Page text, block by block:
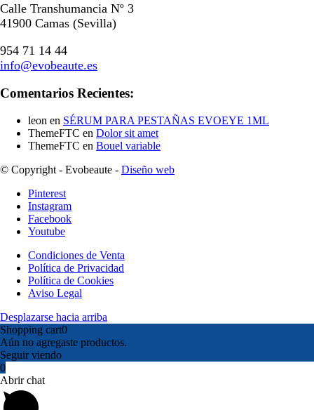
Calle Transhumancia Nº 3
41900 Camas (Sevilla)
954 71 14 44
info@evobeaute.es
Comentarios Recientes:
leon en SÉRUM PARA PESTAÑAS EVOEYE 1ML
ThemeFTC en Dolor sit amet
ThemeFTC en Bouel variable
© Copyright - Evobeaute - Diseño web
Pinterest
Instagram
Facebook
Youtube
Condiciones de Venta
Política de Privacidad
Política de Cookies
Aviso Legal
Desplazarse hacia arriba
Shopping cart0
Aún no agregaste productos.
Seguir viendo
0
Abrir chat